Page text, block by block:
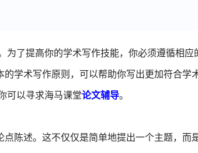
为了提高你的学术写作技能，你必须遵循相应
学术写作原则，可以帮助你写出更加符合学
可以寻求海马课堂论文辅导。
陈述。这不仅仅是简单地提出一个主题，而